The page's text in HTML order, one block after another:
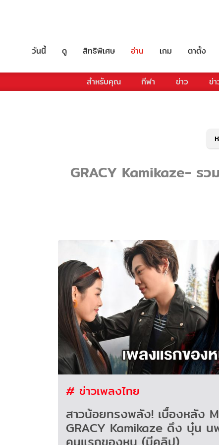
วันนี้ ดู สิทธิพิเศษ อ่าน เกม ตาตั้ง
สำหรับคุณ กีฬา ข่าว ข่
GRACY Kamikaze- รว
# ข่าวเพลงไทย
สาวน้อยทรงพลัง! เบื้องหลัง
GRACY Kamikaze ดึง บุ๋น นพณัฐ พระเอก